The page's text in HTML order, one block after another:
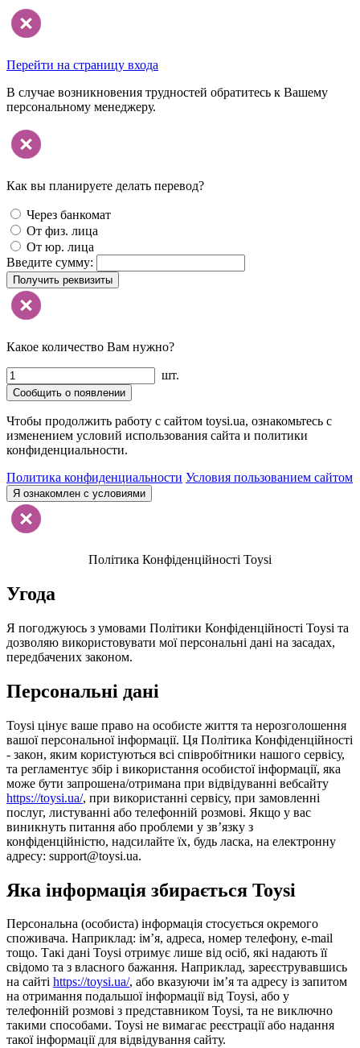
Перейти на страницу входа
В случае возникновения трудностей обратитесь к Вашему
персональному менеджеру.
Как вы планируете делать перевод?
Через банкомат
От физ. лица
От юр. лица
Введите сумму:
Получить реквизиты
Какое количество Вам нужно?
шт.
Сообщить о появлении
Чтобы продолжить работу с сайтом toysi.ua, ознакомьтесь с
изменением условий использования сайта и политики
конфиденциальности.
Политика конфиденциальности Условия пользованием сайтом
Я ознакомлен с условиями
Політика Конфіденційності Toysi
Угода
Я погоджуюсь з умовами Політики Конфіденційності Toysi та
дозволяю використовувати мої персональні дані на засадах,
передбачених законом.
Персональні дані
Toysi цінує ваше право на особисте життя та нерозголошення
вашої персональної інформації. Ця Політика Конфіденційності
- закон, яким користуються всі співробітники нашого сервісу,
та регламентує збір і використання особистої інформації, яка
може бути запрошена/отримана при відвідуванні вебсайту
https://toysi.ua/, при використанні сервісу, при замовленні
послуг, листуванні або телефонній розмові. Якщо у вас
виникнуть питання або проблеми у зв’язку з
конфіденційністю, надсилайте їх, будь ласка, на електронну
адресу: support@toysi.ua.
Яка інформація збирається Toysi
Персональна (особиста) інформація стосується окремого
споживача. Наприклад: ім’я, адреса, номер телефону, e-mail
тощо. Такі дані Toysi отримує лише від осіб, які надають її
свідомо та з власного бажання. Наприклад, зареєструвавшись
на сайті https://toysi.ua/, або вказуючи ім’я та адресу із запитом
на отримання подальшої інформації від Toysi, або у
телефонній розмові з представником Toysi, та не виключно
такими способами. Toysi не вимагає реєстрації або надання
такої інформації для відвідування сайту.